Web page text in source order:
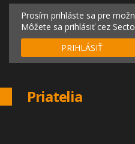
Prosím prihláste sa pre
Môžete sa prihlásiť cez
PRIHLÁSIŤ
Priatelia